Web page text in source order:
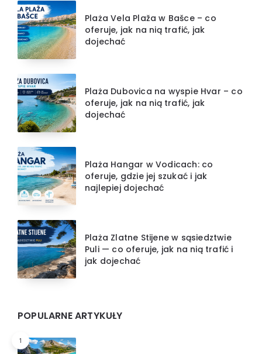
Plaża Vela Plaža w Bašce – co
oferuje, jak na nią trafić, jak
dojechać
Plaża Dubovica na wyspie Hvar – co
oferuje, jak na nią trafić, jak
dojechać
Plaża Hangar w Vodicach: co
oferuje, gdzie jej szukać i jak
najlepiej dojechać
Plaża Zlatne Stijene w sąsiedztwie
Puli — co oferuje, jak na nią trafić i
jak dojechać
POPULARNE ARTYKUŁY
1